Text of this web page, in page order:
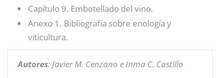
Capítulo 9. Embotellado del vino.
Anexo 1. Bibliografía sobre enología y
viticultura.
Autores: Javier M. Cenzano e Inma C. Castillo